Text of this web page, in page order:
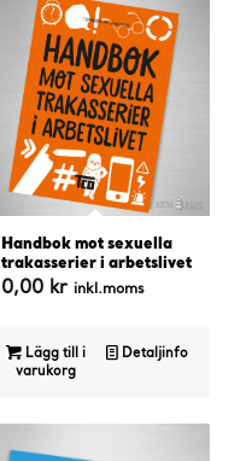
Handbok mot sexuella
trakasserier i arbetslivet
0,00 kr inkl.moms
Lägg till i
varukorg
Detaljinfo